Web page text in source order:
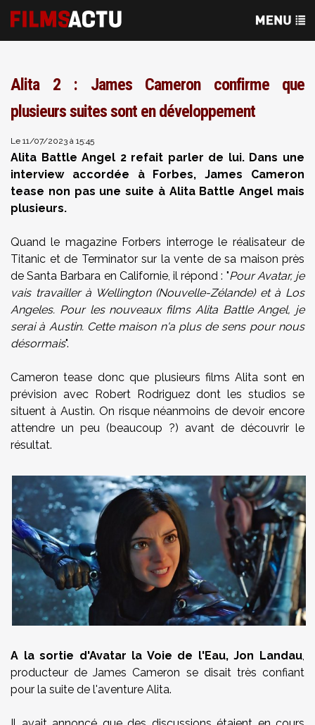
Alita 2 : James Cameron confirme que
plusieurs suites sont en développement
Le 11/07/2023 à 15:45
Alita Battle Angel 2 refait parler de lui. Dans une
interview accordée à Forbes, James Cameron
tease non pas une suite à Alita Battle Angel mais
plusieurs.
Quand le magazine Forbers interroge le réalisateur de
Titanic et de Terminator sur la vente de sa maison près
de Santa Barbara en Californie, il répond : "Pour Avatar, je
vais travailler à Wellington (Nouvelle-Zélande) et à Los
Angeles. Pour les nouveaux films Alita Battle Angel, je
serai à Austin. Cette maison n'a plus de sens pour nous
désormais".
Cameron tease donc que plusieurs films Alita sont en
prévision avec Robert Rodriguez dont les studios se
situent à Austin. On risque néanmoins de devoir encore
attendre un peu (beaucoup ?) avant de découvrir le
résultat.
A la sortie d'Avatar la Voie de l'Eau, Jon Landau,
producteur de James Cameron se disait très confiant
pour la suite de l'aventure Alita.